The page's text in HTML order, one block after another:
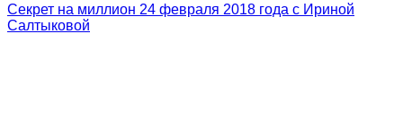
Секрет на миллион 24 февраля 2018 года с Ириной
Салтыковой